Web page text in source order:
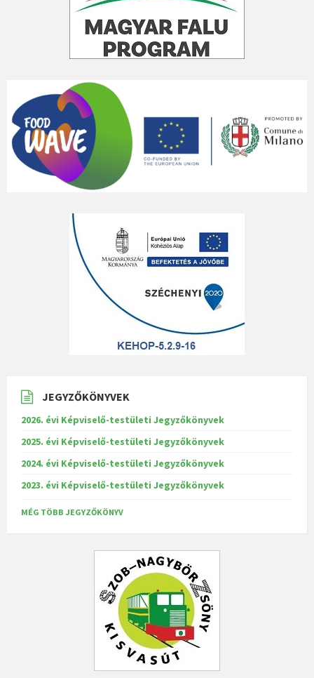
JEGYZŐKÖNYVEK
2026. évi Képviselő-testületi Jegyzőkönyvek
2025. évi Képviselő-testületi Jegyzőkönyvek
2024. évi Képviselő-testületi Jegyzőkönyvek
2023. évi Képviselő-testületi Jegyzőkönyvek
MÉG TÖBB JEGYZŐKÖNYV